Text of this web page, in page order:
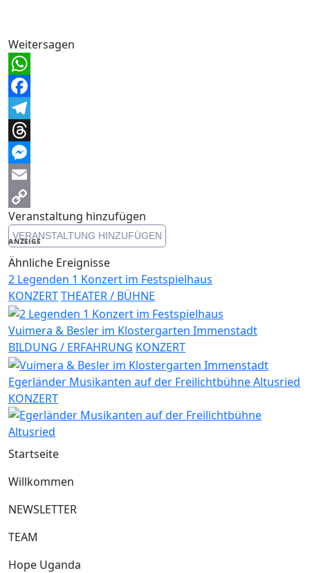
Weitersagen
WhatsApp
Facebook
Telegram
Threads
Messenger
Email
Copy
Link
Veranstaltung hinzufügen
VERANSTALTUNG HINZUFÜGEN
ANZEIGE
Ähnliche Ereignisse
2 Legenden 1 Konzert im Festspielhaus
KONZERTTHEATER / BÜHNE
Vuimera & Besler im Klostergarten Immenstadt
BILDUNG / ERFAHRUNG KONZERT
Egerländer Musikanten auf der Freilichtbühne Altusried
KONZERT
Startseite
Willkommen
NEWSLETTER
TEAM
Hope Uganda